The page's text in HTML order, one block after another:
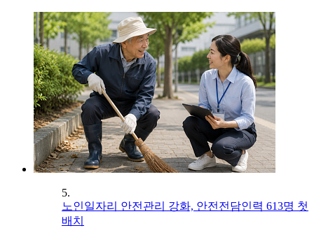
5.
노인일자리 안전관리 강화, 안전전담인력 613명 첫
배치